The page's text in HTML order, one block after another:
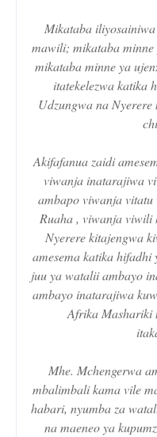
Mikataba
mawili; mikataba
mikataba minne ya
itatekelezwa katika
Udzungwa na
Akifafanua zaidi
viwanja inatarajiwa
ambapo viwanja vitatu
Ruaha , viwanja
Nyerere kitajengwa
amesema katika
juu ya watalii ambayo
ambayo inatarajiwa
Afrika Mashariki
Mhe. Mchengerwa
mbalimbali kama vile
habari, nyumba za
na maeneo ya